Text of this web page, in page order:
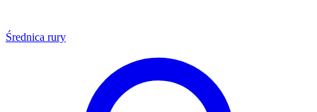
Średnica rury